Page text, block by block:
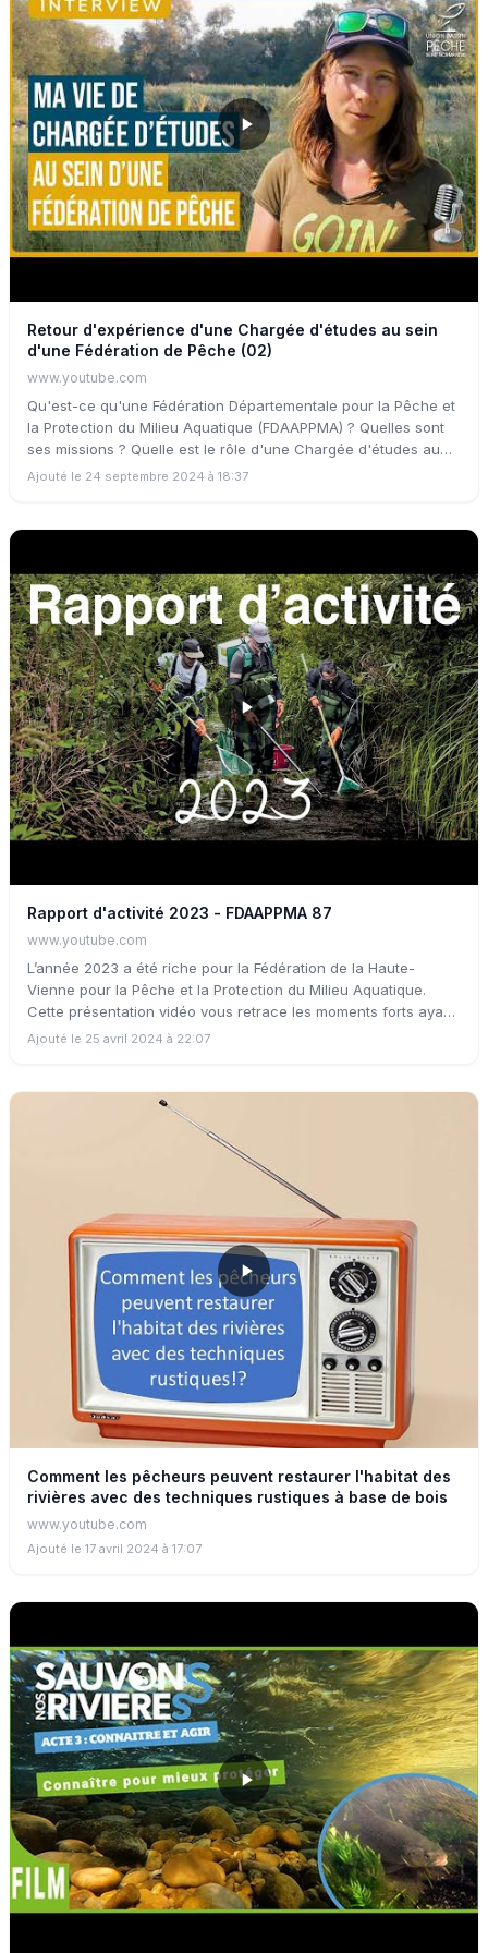
Retour d'expérience d'une Chargée d'études au sein
d'une Fédération de Pêche (02)
www.youtube.com
Qu'est-ce qu'une Fédération Départementale pour la Pêche et
la Protection du Milieu Aquatique (FDAAPPMA) ? Quelles sont
ses missions ? Quelle est le rôle d'une Chargée d'études au
sein d'une Fédération de Pêche ? Quels projets ambitieux ont
Pêche et la Protection du Milieu Aquatiques (02).
Ajouté le 24 septembre 2024 à 18:37
Rapport d'activité 2023 - FDAAPPMA 87
www.youtube.com
L’année 2023 a été riche pour la Fédération de la Haute-
Vienne pour la Pêche et la Protection du Milieu Aquatique.
Cette présentation vidéo vous retrace les moments forts ayant
marqué cette année.
Ajouté le 25 avril 2024 à 22:07
Comment les pêcheurs peuvent restaurer l'habitat des
rivières avec des techniques rustiques à base de bois
www.youtube.com
Ajouté le 17 avril 2024 à 17:07